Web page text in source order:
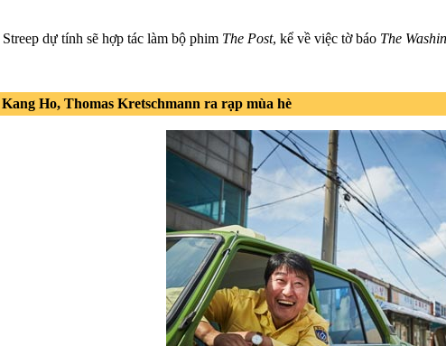
dự tính sẽ hợp tác làm bộ phim The Post, kể về việc tờ báo The
Ho, Thomas Kretschmann ra rạp mùa hè